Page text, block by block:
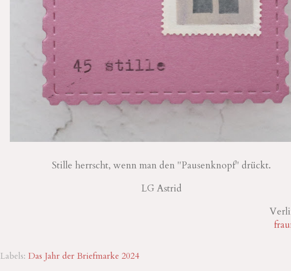
Stille herrscht, wenn man den "Pausenknopf" drückt.
LG Astrid
Labels: Das Jahr der Briefmarke 2024